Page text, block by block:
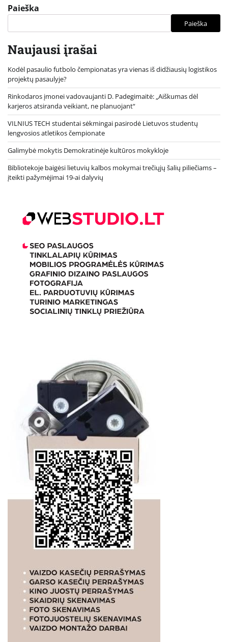
Paieška
Paieška
Naujausi įrašai
Kodėl pasaulio futbolo čempionatas yra vienas iš didžiausių logistikos
projektų pasaulyje?
Rinkodaros įmonei vadovaujanti D. Padegimaitė: „Aiškumas dėl
karjeros atsiranda veikiant, ne planuojant“
VILNIUS TECH studentai sėkmingai pasirodė Lietuvos studentų
lengvosios atletikos čempionate
Galimybė mokytis Demokratinėje kultūros mokykloje
Bibliotekoje baigėsi lietuvių kalbos mokymai trečiųjų šalių piliečiams –
įteikti pažymėjimai 19-ai dalyvių